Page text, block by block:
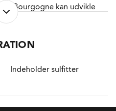
Bourgogne kan udvikle
Maconnais dyrkes den
blå drue Gamay.
Indeholder sulfitter